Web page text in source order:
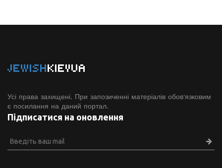
JEWISHKIEVUA
Усі права захищені. При запозиченні матеріалів обов'язковим
є посилання на даний портал.
Підписатися на оновлення